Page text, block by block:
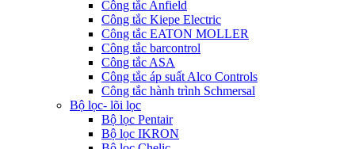
Công tắc Anfield
Công tắc Kiepe Electric
Công tắc EATON MOLLER
Công tắc barcontrol
Công tắc ASA
Công tắc áp suất Alco Controls
Công tắc hành trình Schmersal
Bộ lọc- lõi lọc
Bộ lọc Pentair
Bộ lọc IKRON